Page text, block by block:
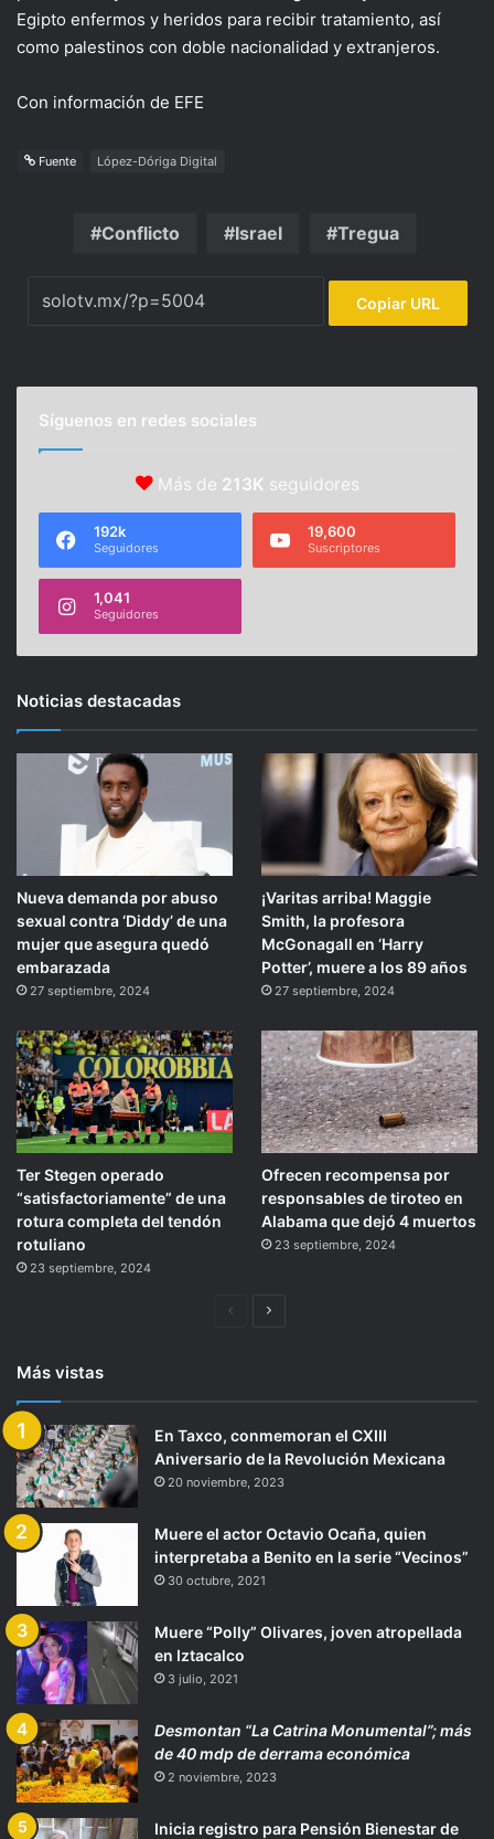
Egipto enfermos y heridos para recibir tratamiento, así
como palestinos con doble nacionalidad y extranjeros.
Con información de EFE
Fuente López-Dóriga Digital
Conflicto Israel Tregua
Copiar URL
Síguenos en redes sociales
Más de 213K seguidores
192k
Seguidores
19,600
Suscriptores
1,041
Seguidores
Noticias destacadas
Nueva demanda por abuso
sexual contra ‘Diddy’ de una
mujer que asegura quedó
embarazada
27 septiembre, 2024
¡Varitas arriba! Maggie
Smith, la profesora
McGonagall en ‘Harry
Potter’, muere a los 89 años
27 septiembre, 2024
Ter Stegen operado
“satisfactoriamente” de una
rotura completa del tendón
rotuliano
23 septiembre, 2024
Ofrecen recompensa por
responsables de tiroteo en
Alabama que dejó 4 muertos
23 septiembre, 2024
PáginaSiguiente
Más vistas
En Taxco, conmemoran el CXIII
Aniversario de la Revolución Mexicana
20 noviembre, 2023
Muere el actor Octavio Ocaña, quien
interpretaba a Benito en la serie “Vecinos”
30 octubre, 2021
Muere “Polly” Olivares, joven atropellada
en Iztacalco
3 julio, 2021
Desmontan “La Catrina Monumental”; más
de 40 mdp de derrama económica
2 noviembre, 2023
Inicia registro para Pensión Bienestar de